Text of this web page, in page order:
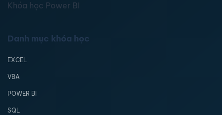
Khóa học Power BI
Danh mục khóa học
EXCEL
VBA
POWER BI
SQL